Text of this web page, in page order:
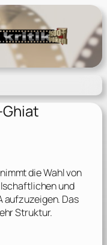
die Wahl von
und
aufzuzeigen. Das
Struktur.